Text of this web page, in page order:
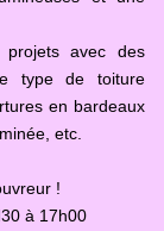
projets avec des
type de toiture
en bardeaux
etc.
!
à 17h00